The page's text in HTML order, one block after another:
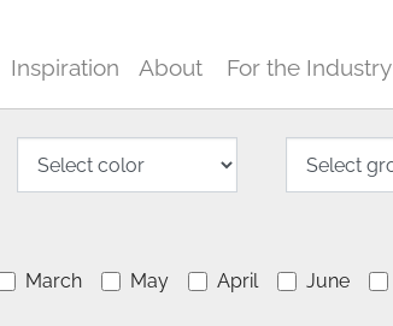
Inspiration About For the Industry
March May April June